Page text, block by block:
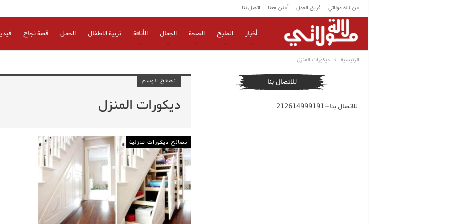
عن لالة مولاتي فريق العمل أعلن معنا اتصل بنا
أخبار الطبخ الصحة الجمال الأناقة تربية الاطفال الحمل قصة نجاح
الرئيسية ديكورات المنزل
تصفح الوسم
ديكورات المنزل
نصائح ديكورات منزلية
للاتصال بنا
للاتصال بنا+212614999191